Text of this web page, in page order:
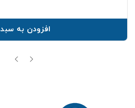
افزودن به سبد